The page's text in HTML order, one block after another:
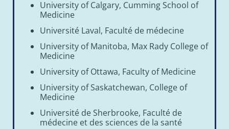
University of Calgary, Cumming School of
Medicine
Université Laval, Faculté de médecine
University of Manitoba, Max Rady College of
Medicine
University of Ottawa, Faculty of Medicine
University of Saskatchewan, College of
Medicine
Université de Sherbrooke, Faculté de
médecine et des sciences de la santé